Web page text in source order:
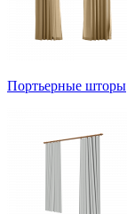
Портьерные шторы